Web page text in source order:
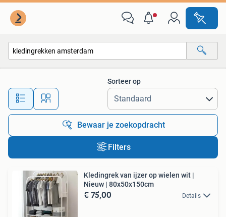
Alle afstanden…
Sorteer op
Bewaar je zoekopdracht
Filters
Kledingrek van ijzer op wielen wit |
Nieuw | 80x50x150cm
€ 75,00 Details